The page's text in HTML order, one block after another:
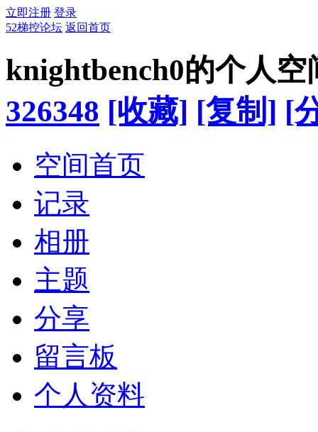
立即注册 登录
52梯控论坛 返回首页
knightbench0的个人空
326348 [收藏] [复制] [
空间首页
记录
相册
主题
分享
留言板
个人资料